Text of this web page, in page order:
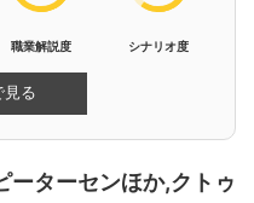
職業解説度 シナリオ度
る
ーターセンほか,クトゥ